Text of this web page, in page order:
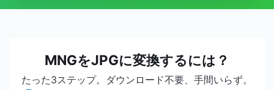
MNGをJPGに変換するには？
たった3ステップ。ダウンロード不要、手間いらず。